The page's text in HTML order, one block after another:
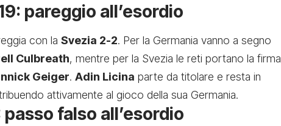
pareggio all’esordio
con la Svezia 2-2. Per la Germania vanno a segno
Culbreath, mentre per la Svezia le reti portano la firma
Geiger. Adin Licina parte da titolare e resta in
attivamente al gioco della sua Germania.
falso all’esordio